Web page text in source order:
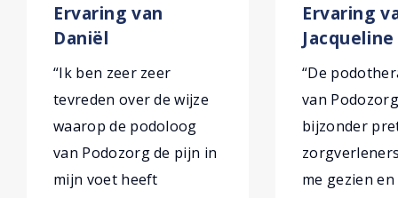
Ervaring van
Daniël
“Ik ben zeer zeer
tevreden over de wijze
waarop de podoloog
van Podozorg de pijn in
mijn voet heeft
Ervaring
Jacqueline
“De
van
bijzonder
me gezien